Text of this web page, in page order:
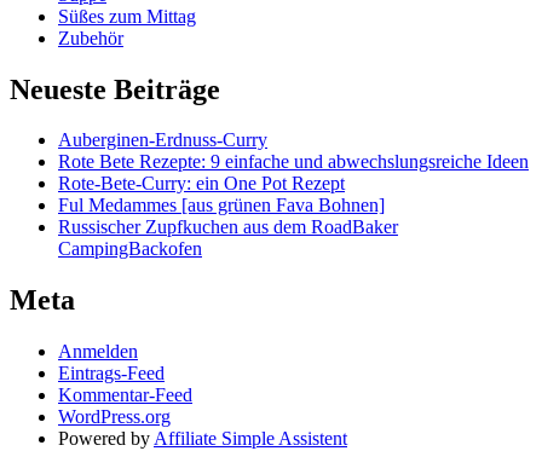
Süßes zum Mittag
Zubehör
Neueste Beiträge
Auberginen-Erdnuss-Curry
Rote Bete Rezepte: 9 einfache und abwechslungsreiche Ideen
Rote-Bete-Curry: ein One Pot Rezept
Ful Medammes [aus grünen Fava Bohnen]
Russischer Zupfkuchen aus dem RoadBaker
CampingBackofen
Meta
Anmelden
Eintrags-Feed
Kommentar-Feed
WordPress.org
Powered by Affiliate Simple Assistent